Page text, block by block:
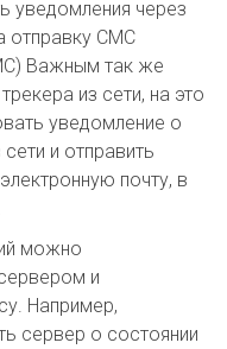
уведомления через
отправку СМС
Важным так же
из сети, на это
уведомление о
и отправить
почту, в
можно
и
Например,
сервер о состоянии